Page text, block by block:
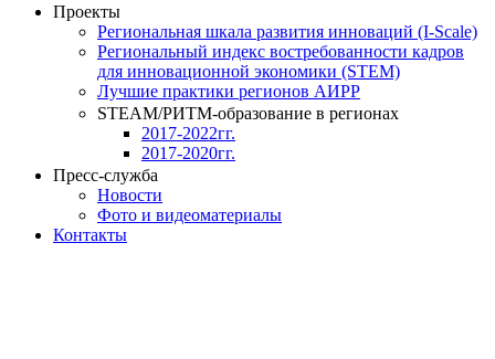
Проекты
Региональная шкала развития инноваций (I-Scale)
Региональный индекс востребованности кадров
для инновационной экономики (STEM)
Лучшие практики регионов АИРР
STEAM/РИТМ-образование в регионах
2017-2022гг.
2017-2020гг.
Пресс-служба
Новости
Фото и видеоматериалы
Контакты